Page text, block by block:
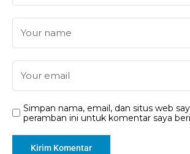
Simpan nama, email, dan situs web
peramban ini untuk komentar saya